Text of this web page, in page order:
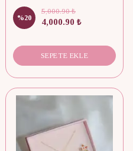
%20
5,000.90 ₺
4,000.90 ₺
SEPETE EKLE